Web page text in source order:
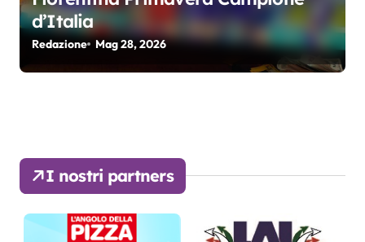
d’Italia
Redazione Mag 28, 2026
I nostri partners